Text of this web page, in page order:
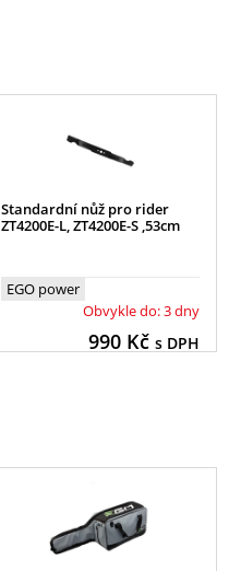
Standardní nůž pro rider
ZT4200E-L, ZT4200E-S ,53cm
EGO power
Obvykle do: 3 dny
990Kč s DPH